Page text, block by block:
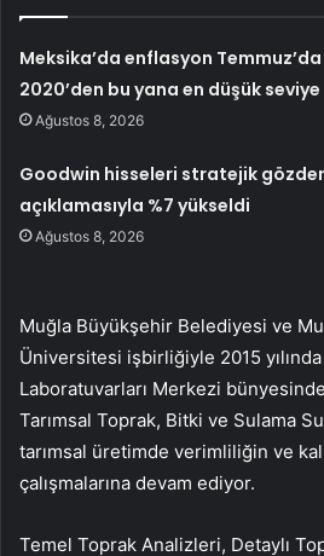
Meksika’da enflasyon Temmuz’da
2020’den bu yana en düşük seviye
Ağustos 8, 2026
Goodwin hisseleri stratejik
açıklamasıyla %7 yükseldi
Ağustos 8, 2026
Muğla Büyükşehir Belediyesi ve
Üniversitesi işbirliğiyle 2015 yılında
Laboratuvarları Merkezi
Tarımsal Toprak, Bitki ve Sulama
tarımsal üretimde verimliliğin ve
çalışmalarına devam ediyor.
Temel Toprak Analizleri, Detaylı